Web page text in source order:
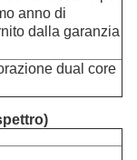
anno di
dalla garanzia
dual core